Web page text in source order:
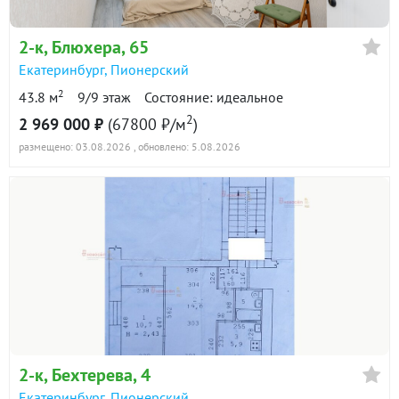
в продаже 107500 ₽/м²
Показать всю историю: 13 предложений →
2-к, Блюхера, 65
Екатеринбург, Пионерский
43.8 м2 9/9 этаж Состояние: идеальное
2 969 000 ₽ (67800 ₽/м2)
размещено: 03.08.2026 , обновлено: 5.08.2026
2-к, Бехтерева, 4